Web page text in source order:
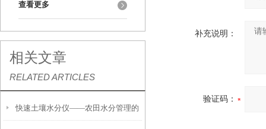
查看更多
相关文章
RELATED ARTICLES
快速土壤水分仪——农田水分管理的
补充说明：
验证码：